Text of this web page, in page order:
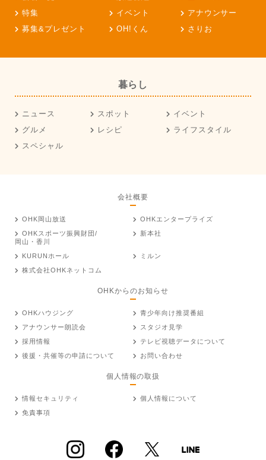
特集
イベント
アナウンサー
募集&プレゼント
OH!くん さりお
暮らし
ニュース スポット
イベント
グルメ
レシピ
ライフスタイル
スペシャル
会社概要
OHK岡山放送
OHKエンタープライズ
OHKスポーツ振興財団/
岡山・香川
新本社
KURUNホール
ミルン
株式会社OHKネットコム
OHKからのお知らせ
OHKハウジング
青少年向け推奨番組
アナウンサー朗読会
スタジオ見学
採用情報
テレビ視聴データについて
後援・共催等の申請について
お問い合わせ
個人情報の取扱
情報セキュリティ
個人情報について
免責事項